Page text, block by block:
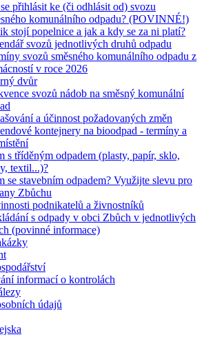
přihlásit ke (či odhlásit od) svozu
komunálního odpadu? (POVINNÉ!)
stojí popelnice a jak a kdy se za ni platí?
svozů jednotlivých druhů odpadu
svozů směsného komunálního odpadu z
v roce 2026
dvůr
svozů nádob na směsný komunální
a účinnost požadovaných změn
kontejnery na bioodpad - termíny a
s tříděným odpadem (plasty, papír, sklo,
textil...)?
se stavebním odpadem? Využijte slevu pro
Zbůchu
podnikatelů a živnostníků
s odpady v obci Zbůch v jednotlivých
(povinné informace)
informací o kontrolách
údajů